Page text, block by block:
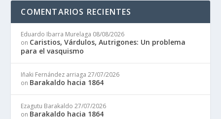
COMENTARIOS RECIENTES
Eduardo Ibarra Murelaga 08/08/2026
on Caristios, Várdulos, Autrigones: Un problema
para el vasquismo
Iñaki Fernández arriaga 27/07/2026
on Barakaldo hacia 1864
Ezagutu Barakaldo 27/07/2026
on Barakaldo hacia 1864